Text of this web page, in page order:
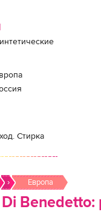
Стирка
› Европа
Di